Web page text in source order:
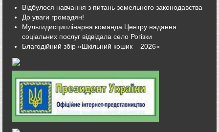
Відбулося навчання з питань земельного законодавства
До уваги громадян!
Мультидисциплінарна команда Центру надання
соціальних послуг відвідала село Рогізки
Благодійний збір «Шкільний кошик – 2026»